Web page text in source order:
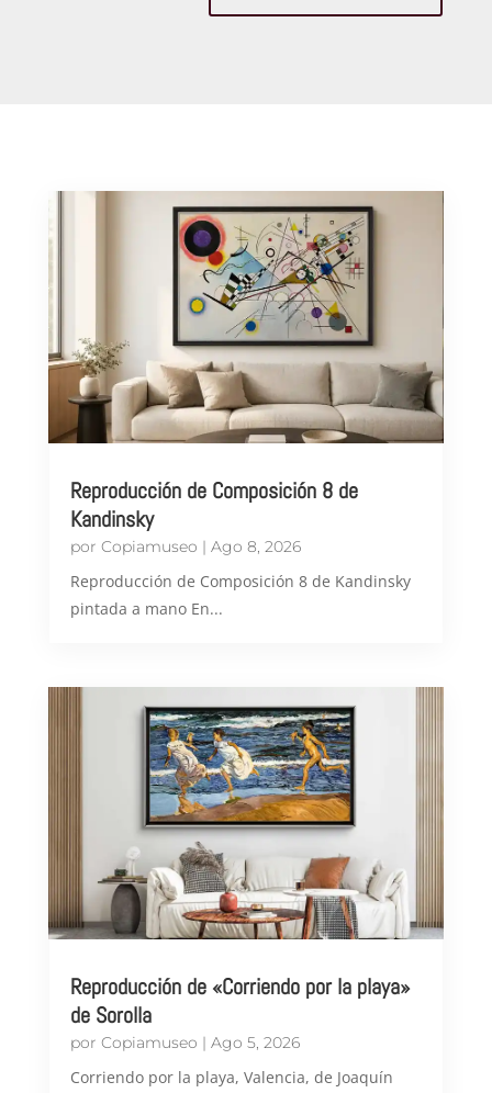
Reproducción de Composición 8 de
Kandinsky
por Copiamuseo | Ago 8, 2026
Reproducción de Composición 8 de Kandinsky
pintada a mano En...
Reproducción de «Corriendo por la playa»
de Sorolla
por Copiamuseo | Ago 5, 2026
Corriendo por la playa, Valencia, de Joaquín